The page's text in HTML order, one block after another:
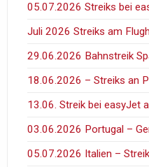
05.07.2026 Streiks bei
Juli 2026 Streiks am
29.06.2026 Bahnstreik
18.06.2026 – Streiks an
13.06. Streik bei easyJet
03.06.2026 Portugal –
05.07.2026 Italien –